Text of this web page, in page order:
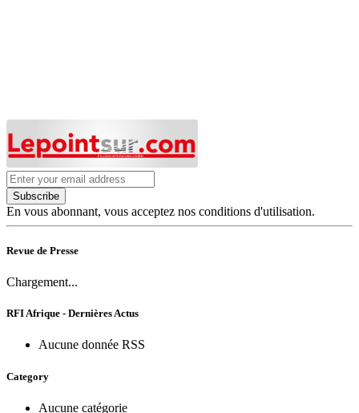
Subscribe
En vous abonnant, vous acceptez nos conditions d'utilisation.
Revue de Presse
Chargement...
RFI Afrique - Dernières Actus
Aucune donnée RSS
Category
Aucune catégorie